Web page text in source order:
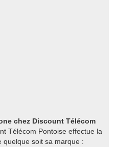
chez Discount Télécom
Télécom Pontoise effectue la
quelque soit sa marque :